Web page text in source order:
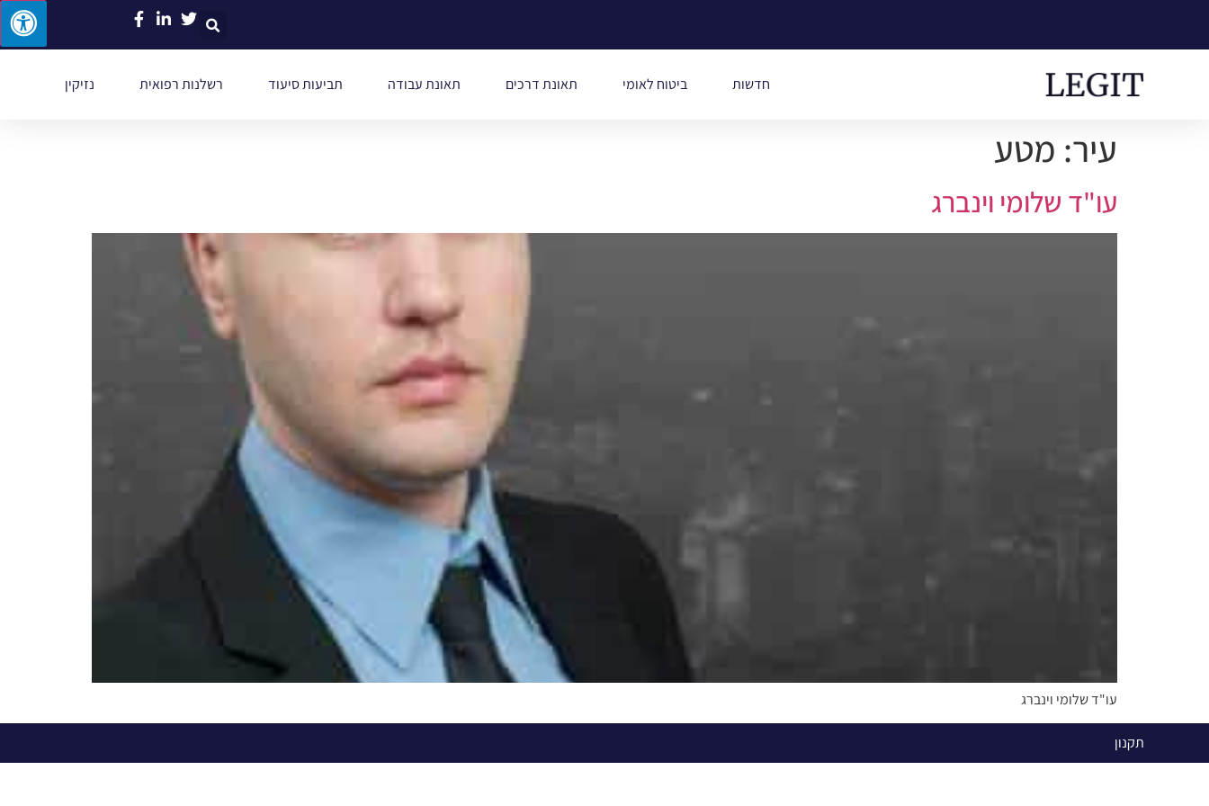
חדשות ביטוח לאומי תאונת דרכים תאונת עבודה תביעות סיעוד רשלנות רפואית נזיקין
עיר: מטע
עו"ד שלומי וינברג
עו"ד שלומי וינברג
תקנון